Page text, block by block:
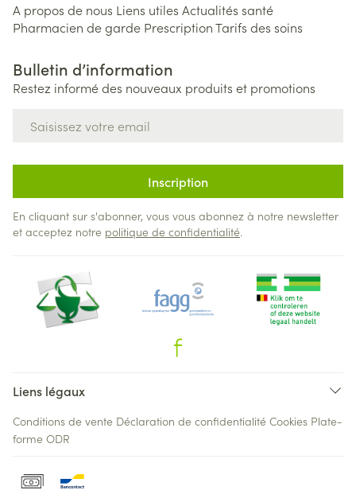
A propos de nous Liens utiles Actualités santé
Pharmacien de garde PrescriptionTarifs des soins
Bulletin d’information
Restez informé des nouveaux produits et promotions
Inscription
En cliquant sur s'abonner, vous vous abonnez à notre newsletter
et acceptez notre politique de confidentialité.
Liens légaux
Conditions de vente Déclaration de confidentialité Cookies Plate-
forme ODR